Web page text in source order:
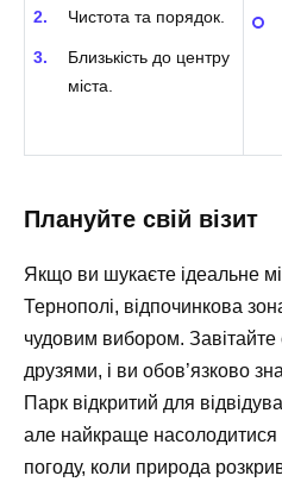
Чистота та порядок.
Близькість до центру
міста.
Плануйте свій візит
Якщо ви шукаєте ідеальне
Тернополі, відпочинкова
чудовим вибором.
друзями, і ви обов’язково
Парк відкритий для
але найкраще насолодитися
погоду, коли природа